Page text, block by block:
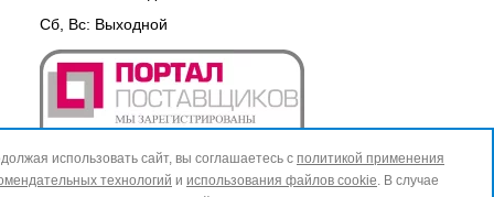
Сб, Вс: Выходной
использовать сайт, вы соглашаетесь с политикой применения
технологий и использования файлов cookie. В случае